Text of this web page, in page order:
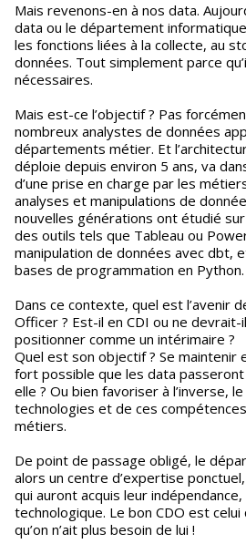
Mais revenons-en à nos data.
data ou le département
les fonctions liées à la collecte, au
données. Tout simplement parce
nécessaires.
Mais est-ce l’objectif ? Pas
nombreux analystes de données
départements métier. Et
déploie depuis environ 5 ans, va
d’une prise en charge par les
analyses et manipulations de
nouvelles générations ont étudié
des outils tels que Tableau ou
manipulation de données avec dbt,
bases de programmation en Python.
Dans ce contexte, quel est l’avenir
Officer ? Est-il en CDI ou ne devrait-
positionner comme un intérimaire ?
Quel est son objectif ? Se maintenir
fort possible que les data
elle ? Ou bien favoriser à l’inverse,
technologies et de ces
métiers.
De point de passage obligé, le
alors un centre d’expertise
qui auront acquis leur
technologique. Le bon CDO est
qu’on n’ait plus besoin de lui !